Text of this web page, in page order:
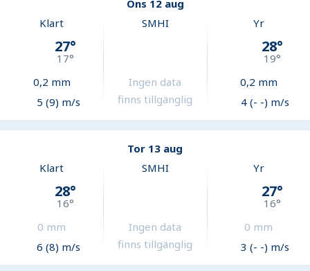
Ons 12 aug
Klart
27°
17°
0,2 mm
5 (9) m/s
SMHI
Ingen data
finns tillgänglig
Yr
28°
19°
0,2 mm
4 (- -) m/s
Tor 13 aug
Klart
28°
16°
0 mm
6 (8) m/s
SMHI
Ingen data
finns tillgänglig
Yr
27°
16°
0 mm
3 (- -) m/s